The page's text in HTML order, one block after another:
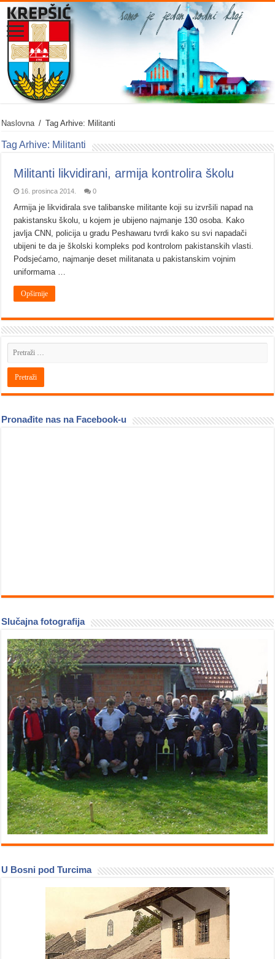
Naslovna / Tag Arhive: Militanti
Tag Arhive: Militanti
Militanti likvidirani, armija kontrolira školu
16. prosinca 2014. 0
Armija je likvidirala sve talibanske militante koji su izvršili napad na
pakistansku školu, u kojem je ubijeno najmanje 130 osoba. Kako
javlja CNN, policija u gradu Peshawaru tvrdi kako su svi napadači
ubijeni te da je školski kompleks pod kontrolom pakistanskih vlasti.
Podsjećamo, najmanje deset militanata u pakistanskim vojnim
uniformama …
Opširnije
Pronađite nas na Facebook-u
Slučajna fotografija
U Bosni pod Turcima